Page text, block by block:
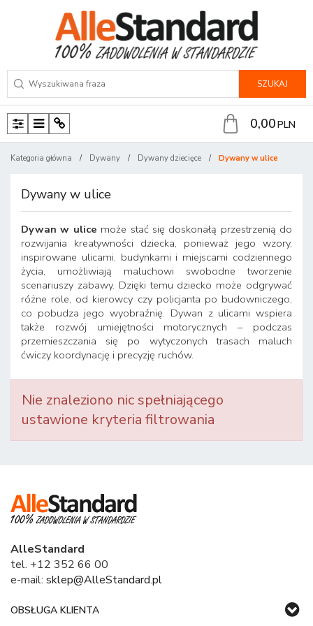
SZUKAJ
P
n
M
n
P
n
l
0,00PLN
Kategoria główna / Dywany / Dywany dziecięce / Dywany w ulice
Dywany w ulice
Dywan w ulice może stać się doskonałą przestrzenią do
rozwijania kreatywności dziecka, ponieważ jego wzory,
inspirowane ulicami, budynkami i miejscami codziennego
życia, umożliwiają maluchowi swobodne tworzenie
scenariuszy zabawy. Dzięki temu dziecko może odgrywać
różne role, od kierowcy czy policjanta po budowniczego,
co pobudza jego wyobraźnię. Dywan z ulicami wspiera
także rozwój umiejętności motorycznych – podczas
przemieszczania się po wytyczonych trasach maluch
ćwiczy koordynację i precyzję ruchów.
Nie znaleziono nic spełniającego
ustawione kryteria filtrowania
AlleStandard
tel. +12 352 66 00
e-mail: sklep@AlleStandard.pl
OBSŁUGA KLIENTA